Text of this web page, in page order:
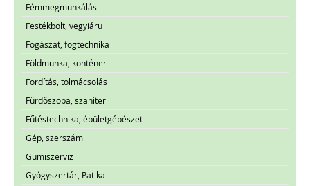
Fémmegmunkálás
Festékbolt, vegyiáru
Fogászat, fogtechnika
Földmunka, konténer
Fordítás, tolmácsolás
Fürdőszoba, szaniter
Fűtéstechnika, épületgépészet
Gép, szerszám
Gumiszerviz
Gyógyszertár, Patika